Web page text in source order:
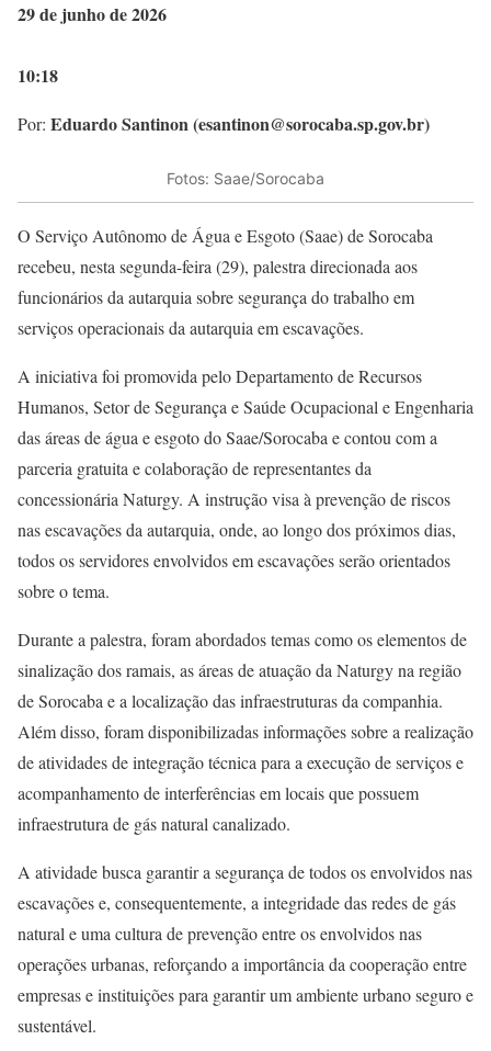
29 de junho de 2026
10:18
Por: Eduardo Santinon (esantinon@sorocaba.sp.gov.br)
Fotos: Saae/Sorocaba
O Serviço Autônomo de Água e Esgoto (Saae) de Sorocaba
recebeu, nesta segunda-feira (29), palestra direcionada aos
funcionários da autarquia sobre segurança do trabalho em
serviços operacionais da autarquia em escavações.
A iniciativa foi promovida pelo Departamento de Recursos
Humanos, Setor de Segurança e Saúde Ocupacional e Engenharia
das áreas de água e esgoto do Saae/Sorocaba e contou com a
parceria gratuita e colaboração de representantes da
concessionária Naturgy. A instrução visa à prevenção de riscos
nas escavações da autarquia, onde, ao longo dos próximos dias,
todos os servidores envolvidos em escavações serão orientados
sobre o tema.
Durante a palestra, foram abordados temas como os elementos de
sinalização dos ramais, as áreas de atuação da Naturgy na região
de Sorocaba e a localização das infraestruturas da companhia.
Além disso, foram disponibilizadas informações sobre a realização
de atividades de integração técnica para a execução de serviços e
acompanhamento de interferências em locais que possuem
infraestrutura de gás natural canalizado.
A atividade busca garantir a segurança de todos os envolvidos nas
escavações e, consequentemente, a integridade das redes de gás
natural e uma cultura de prevenção entre os envolvidos nas
operações urbanas, reforçando a importância da cooperação entre
empresas e instituições para garantir um ambiente urbano seguro e
sustentável.